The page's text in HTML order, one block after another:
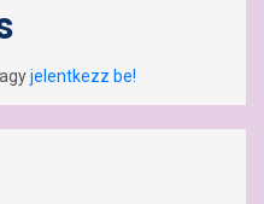
jelentkezz be!